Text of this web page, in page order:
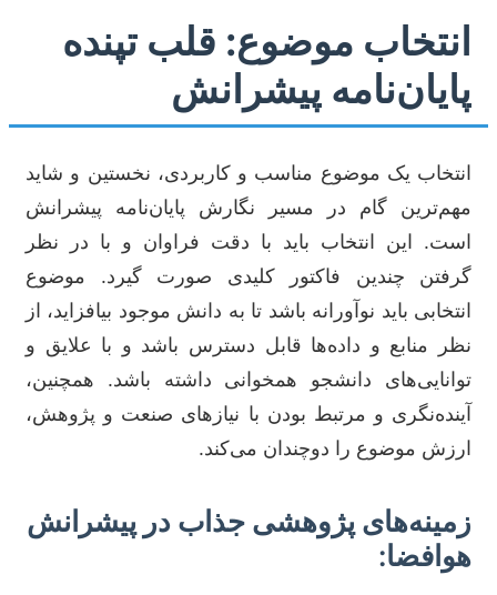
انتخاب موضوع: قلب تپنده
پایان‌نامه پیشرانش
انتخاب یک موضوع مناسب و کاربردی، نخستین و شاید
مهم‌ترین گام در مسیر نگارش پایان‌نامه پیشرانش
است. این انتخاب باید با دقت فراوان و با در نظر
گرفتن چندین فاکتور کلیدی صورت گیرد. موضوع
انتخابی باید نوآورانه باشد تا به دانش موجود بیافزاید، از
نظر منابع و داده‌ها قابل دسترس باشد و با علایق و
توانایی‌های دانشجو همخوانی داشته باشد. همچنین،
آینده‌نگری و مرتبط بودن با نیازهای صنعت و پژوهش،
ارزش موضوع را دوچندان می‌کند.
زمینه‌های پژوهشی جذاب در پیشرانش
هوافضا: